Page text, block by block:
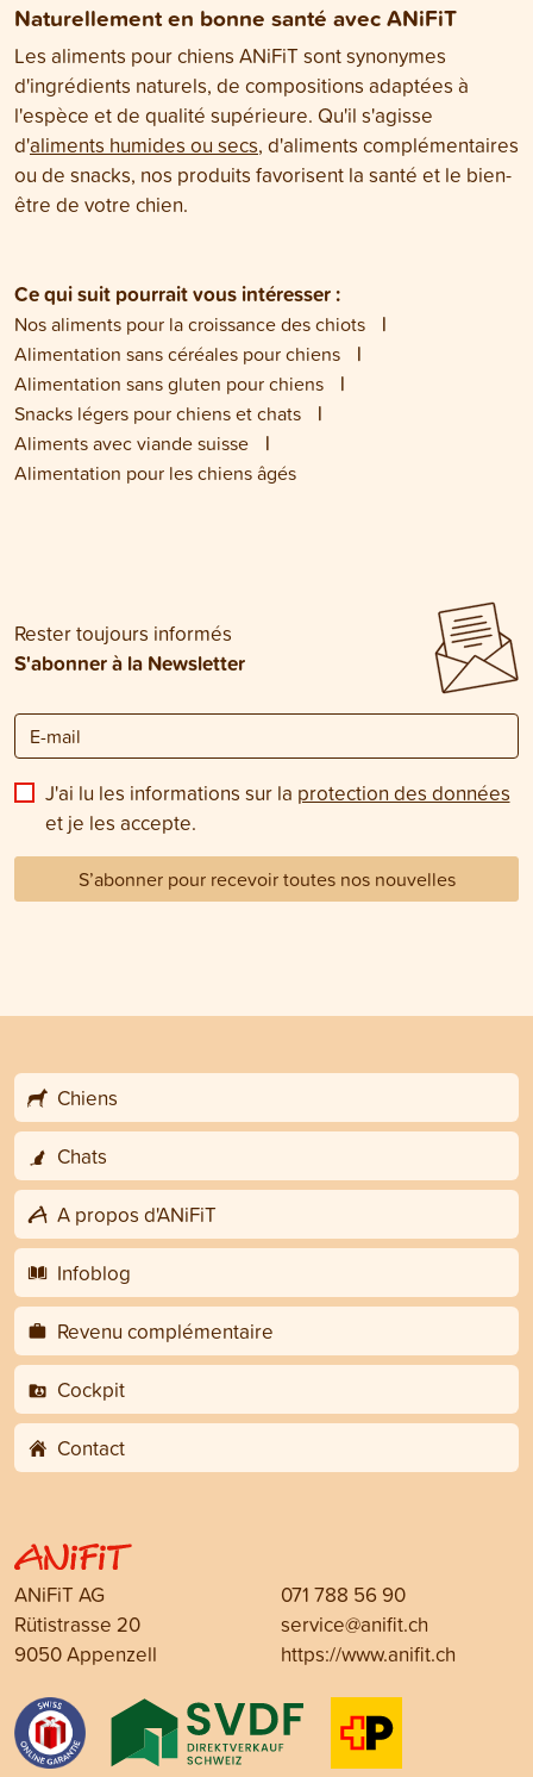
Naturellement en bonne santé avec ANiFiT
Les aliments pour chiens ANiFiT sont synonymes
d'ingrédients naturels, de compositions adaptées à
l'espèce et de qualité supérieure. Qu'il s'agisse
d'aliments humides ou secs, d'aliments complémentaires
ou de snacks, nos produits favorisent la santé et le bien-
être de votre chien.
Ce qui suit pourrait vous intéresser :
Nos aliments pour la croissance des chiots
Alimentation sans céréales pour chiens
Alimentation sans gluten pour chiens
Snacks légers pour chiens et chats
Aliments avec viande suisse
Alimentation pour les chiens âgés
Rester toujours informés
S'abonner à la Newsletter
J'ai lu les informations sur la protection des données
et je les accepte.
S’abonner pour recevoir toutes nos nouvelles
Chiens
Chats
A propos d'ANiFiT
Infoblog
Revenu complémentaire
Cockpit
Contact
ANiFiT AG
Rütistrasse 20
9050 Appenzell
071 788 56 90
service@anifit.ch
https://www.anifit.ch